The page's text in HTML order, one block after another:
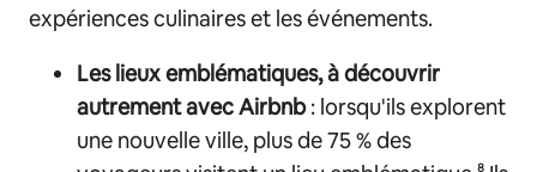
expériences culinaires et les événements.
Les lieux emblématiques, à découvrir
autrement avec Airbnb: lorsqu'ils explorent
une nouvelle ville, plus de 75 % des